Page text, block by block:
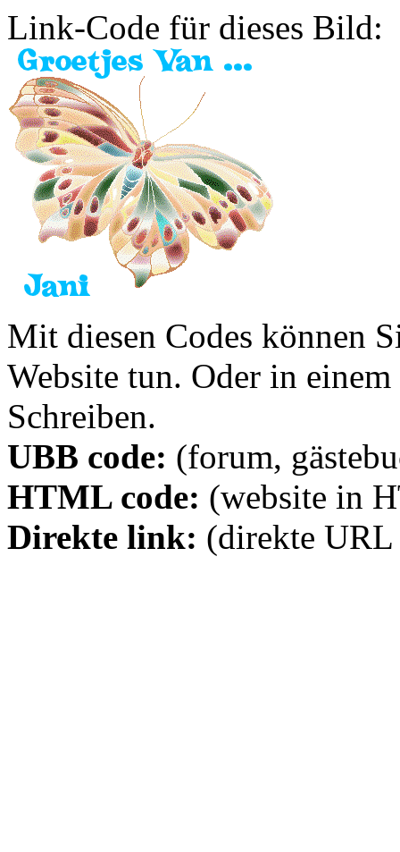
Link-Code für dieses Bild:
Mit diesen Codes können
Website tun. Oder in
Schreiben.
UBB code: (forum,
HTML code: (website in
Direkte link: (direkte